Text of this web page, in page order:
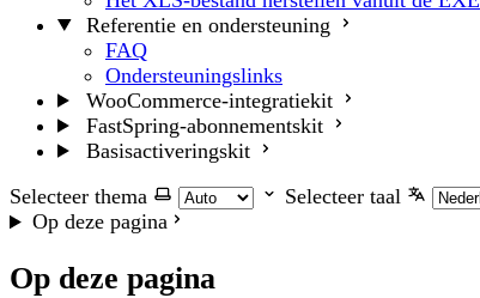
Referentie en ondersteuning
FAQ
Ondersteuningslinks
WooCommerce-integratiekit
FastSpring-abonnementskit
Basisactiveringskit
Selecteer thema
Selecteer taal
Op deze pagina
Op deze pagina